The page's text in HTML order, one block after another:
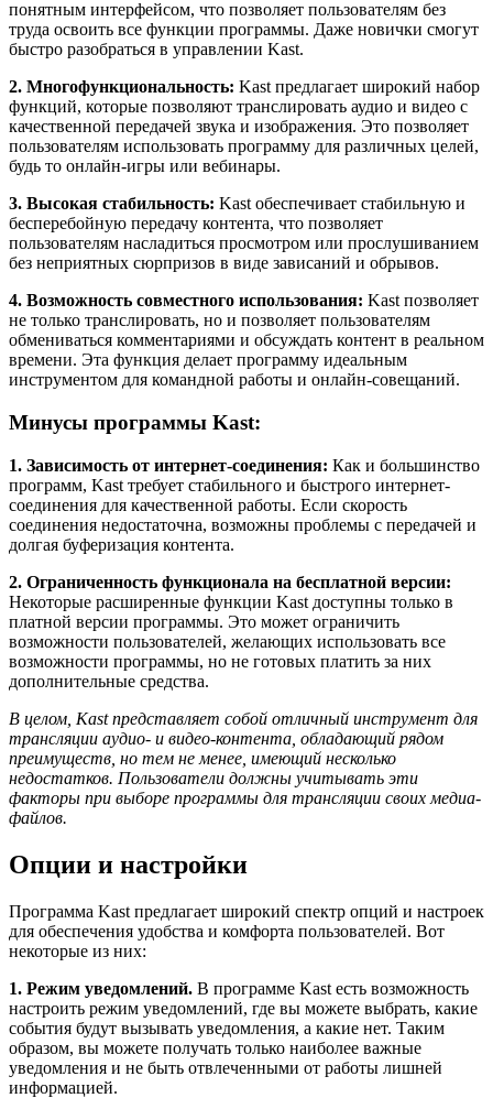
понятным интерфейсом, что позволяет пользователям без
труда освоить все функции программы. Даже новички смогут
быстро разобраться в управлении Kast.
2. Многофункциональность: Kast предлагает широкий набор
функций, которые позволяют транслировать аудио и видео с
качественной передачей звука и изображения. Это позволяет
пользователям использовать программу для различных целей,
будь то онлайн-игры или вебинары.
3. Высокая стабильность: Kast обеспечивает стабильную и
бесперебойную передачу контента, что позволяет
пользователям насладиться просмотром или прослушиванием
без неприятных сюрпризов в виде зависаний и обрывов.
4. Возможность совместного использования: Kast позволяет
не только транслировать, но и позволяет пользователям
обмениваться комментариями и обсуждать контент в реальном
времени. Эта функция делает программу идеальным
инструментом для командной работы и онлайн-совещаний.
Минусы программы Kast:
1. Зависимость от интернет-соединения: Как и большинство
программ, Kast требует стабильного и быстрого интернет-
соединения для качественной работы. Если скорость
соединения недостаточна, возможны проблемы с передачей и
долгая буферизация контента.
2. Ограниченность функционала на бесплатной версии:
Некоторые расширенные функции Kast доступны только в
платной версии программы. Это может ограничить
возможности пользователей, желающих использовать все
возможности программы, но не готовых платить за них
дополнительные средства.
В целом, Kast представляет собой отличный инструмент для
трансляции аудио- и видео-контента, обладающий рядом
преимуществ, но тем не менее, имеющий несколько
недостатков. Пользователи должны учитывать эти
факторы при выборе программы для трансляции своих медиа-
файлов.
Опции и настройки
Программа Kast предлагает широкий спектр опций и настроек
для обеспечения удобства и комфорта пользователей. Вот
некоторые из них:
1. Режим уведомлений. В программе Kast есть возможность
настроить режим уведомлений, где вы можете выбрать, какие
события будут вызывать уведомления, а какие нет. Таким
образом, вы можете получать только наиболее важные
уведомления и не быть отвлеченными от работы лишней
информацией.